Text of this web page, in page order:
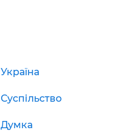
Україна
Суспільство
Думка